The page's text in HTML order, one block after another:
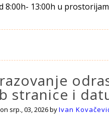
8:00h- 13:00h u
stranice i
srp., 03, 2026byIvan